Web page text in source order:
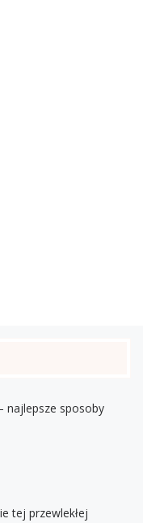
najlepsze sposoby
tej przewlekłej